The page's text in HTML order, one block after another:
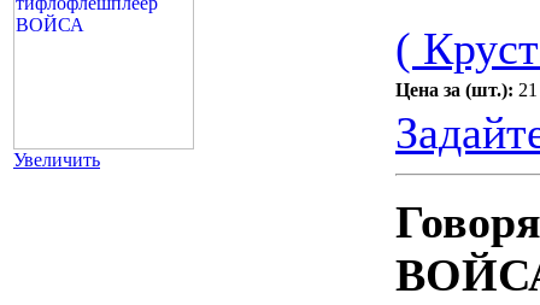
Увеличить
(
Цена за (шт.):